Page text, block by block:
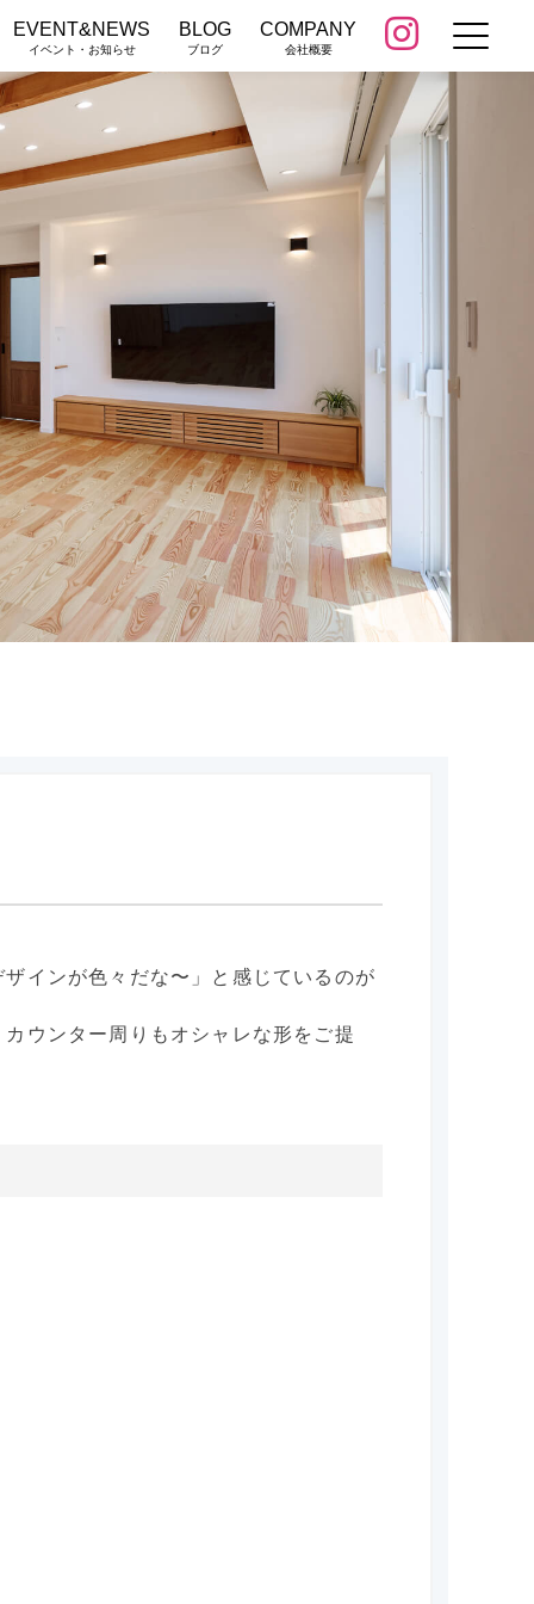
EVENT&NEWS
イベント・お知らせ
BLOG
ブログ
COMPANY
会社概要
インが色々だな〜」と感じているのが
ウンター周りもオシャレな形をご提